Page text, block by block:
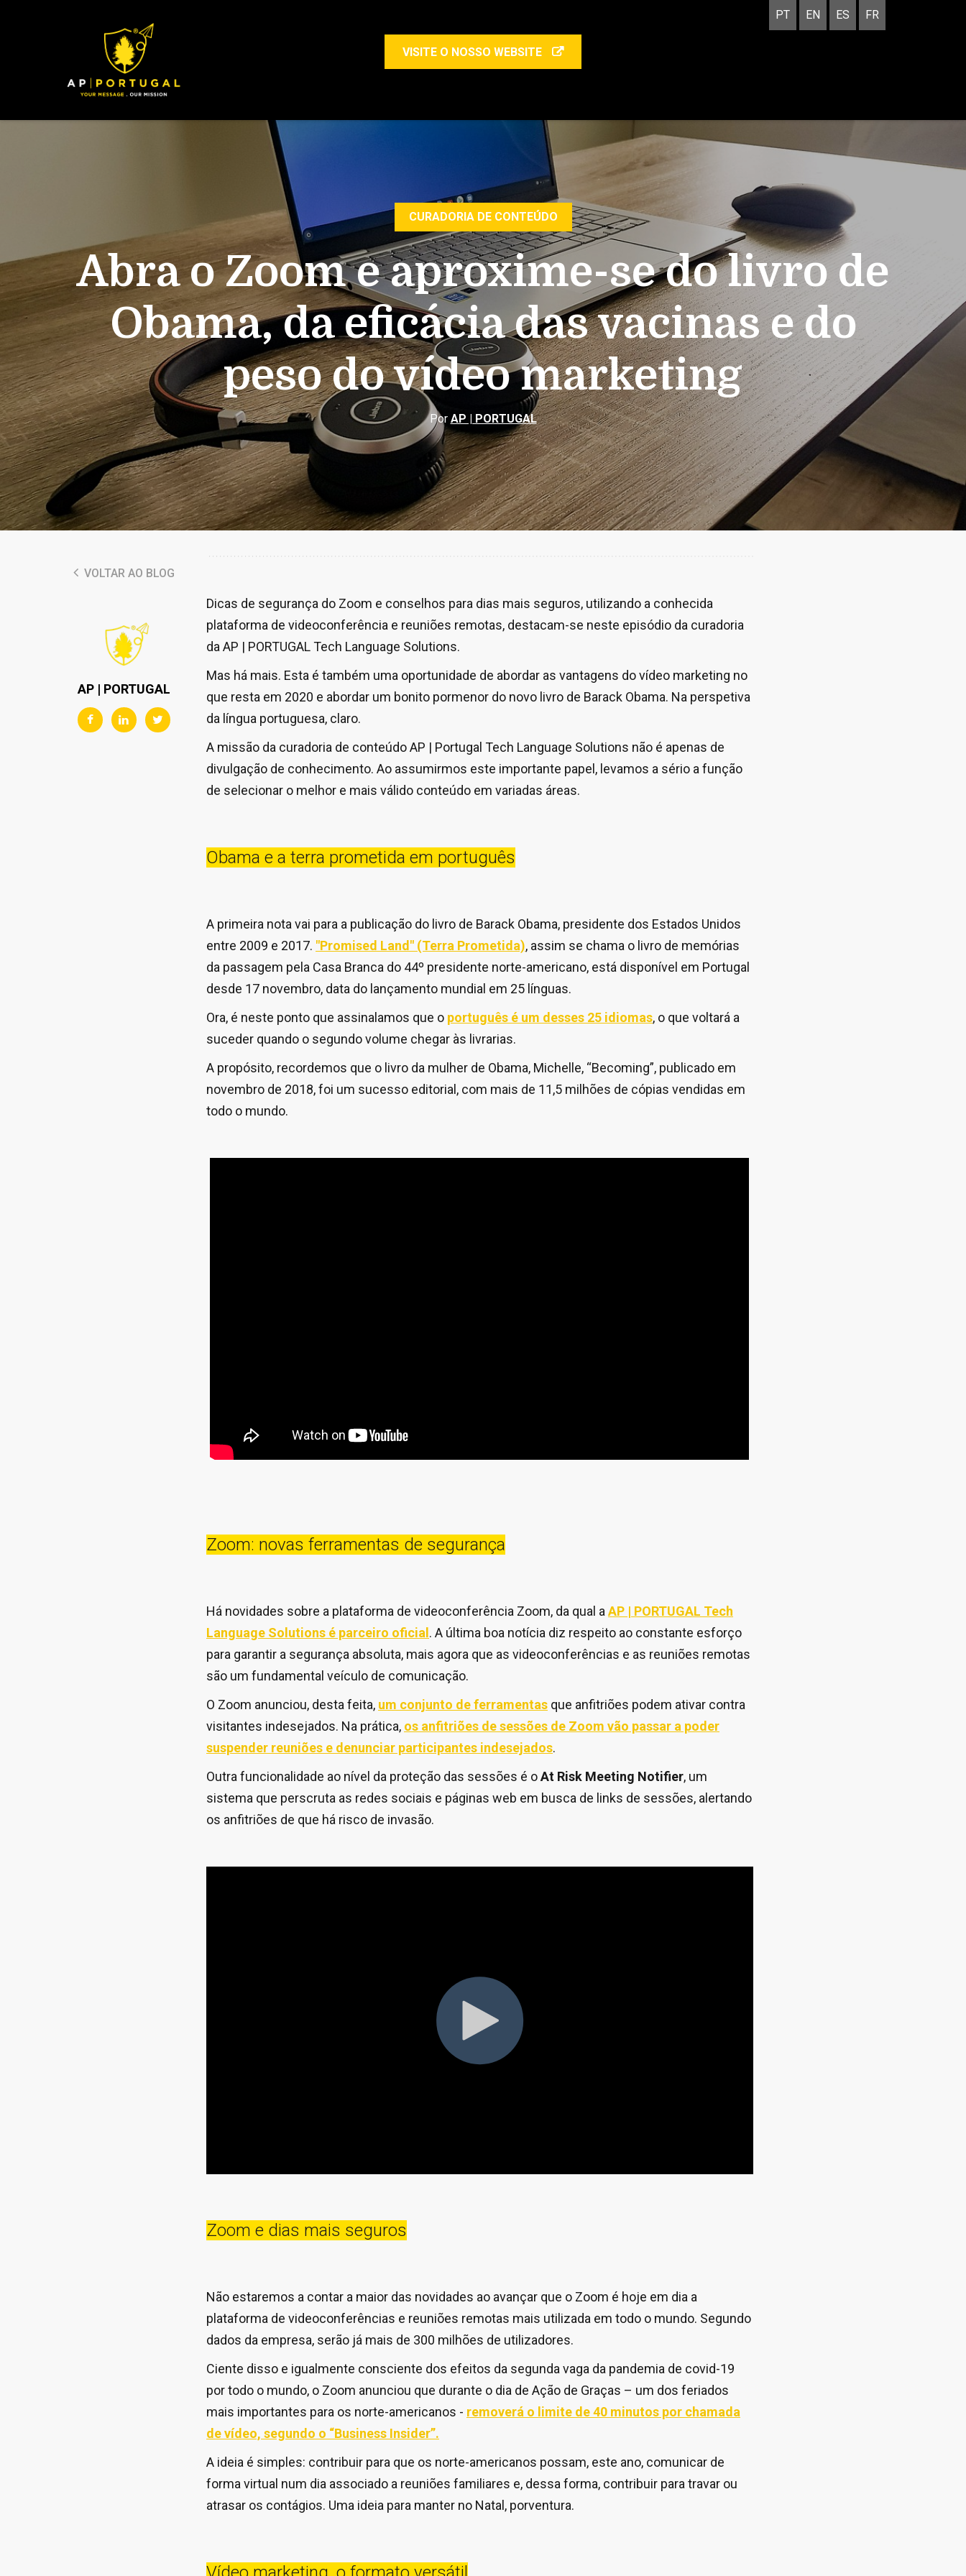
PT EN ES FR
VISITE O NOSSO WEBSITE
CURADORIA DE CONTEÚDO
Abra o Zoom e aproxime-se do livro de
Obama, da eficácia das vacinas e do
peso do vídeo marketing
Por AP | PORTUGAL
VOLTAR AO BLOG
AP | PORTUGAL
Dicas de segurança do Zoom e conselhos para dias mais seguros, utilizando a conhecida
plataforma de videoconferência e reuniões remotas, destacam-se neste episódio da curadoria
da AP | PORTUGAL Tech Language Solutions.
Mas há mais. Esta é também uma oportunidade de abordar as vantagens do vídeo marketing no
que resta em 2020 e abordar um bonito pormenor do novo livro de Barack Obama. Na perspetiva
da língua portuguesa, claro.
A missão da curadoria de conteúdo AP | Portugal Tech Language Solutions não é apenas de
divulgação de conhecimento. Ao assumirmos este importante papel, levamos a sério a função
de selecionar o melhor e mais válido conteúdo em variadas áreas.
Obama e a terra prometida em português
A primeira nota vai para a publicação do livro de Barack Obama, presidente dos Estados Unidos
entre 2009 e 2017. "Promised Land" (Terra Prometida), assim se chama o livro de memórias
da passagem pela Casa Branca do 44º presidente norte-americano, está disponível em Portugal
desde 17 novembro, data do lançamento mundial em 25 línguas.
Ora, é neste ponto que assinalamos que o português é um desses 25 idiomas, o que voltará a
suceder quando o segundo volume chegar às livrarias.
A propósito, recordemos que o livro da mulher de Obama, Michelle, “Becoming”, publicado em
novembro de 2018, foi um sucesso editorial, com mais de 11,5 milhões de cópias vendidas em
todo o mundo.
Zoom: novas ferramentas de segurança
Há novidades sobre a plataforma de videoconferência Zoom, da qual a AP | PORTUGAL Tech
Language Solutions é parceiro oficial . A última boa notícia diz respeito ao constante esforço
para garantir a segurança absoluta, mais agora que as videoconferências e as reuniões remotas
são um fundamental veículo de comunicação.
O Zoom anunciou, desta feita, um conjunto de ferramentas que anfitriões podem ativar contra
visitantes indesejados. Na prática, os anfitriões de sessões de Zoom vão passar a poder
suspender reuniões e denunciar participantes indesejados.
Outra funcionalidade ao nível da proteção das sessões é oAt Risk Meeting Notifier, um
sistema que perscruta as redes sociais e páginas web em busca de links de sessões, alertando
os anfitriões de que há risco de invasão.
Zoom e dias mais seguros
Não estaremos a contar a maior das novidades ao avançar que o Zoom é hoje em dia a
plataforma de videoconferências e reuniões remotas mais utilizada em todo o mundo. Segundo
dados da empresa, serão já mais de 300 milhões de utilizadores.
Ciente disso e igualmente consciente dos efeitos da segunda vaga da pandemia de covid-19
por todo o mundo, o Zoom anunciou que durante o dia de Ação de Graças – um dos feriados
mais importantes para os norte-americanos - removerá o limite de 40 minutos por chamada
de vídeo, segundo o “Business Insider”.
A ideia é simples: contribuir para que os norte-americanos possam, este ano, comunicar de
forma virtual num dia associado a reuniões familiares e, dessa forma, contribuir para travar ou
atrasar os contágios. Uma ideia para manter no Natal, porventura.